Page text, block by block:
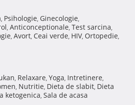
, Psihologie, Ginecologie,
, Anticonceptionale, Test sarcina,
, Avort, Ceai verde, HIV, Ortopedie,
, Relaxare, Yoga, Intretinere,
, Nutritie, Dieta de slabit, Dieta
ketogenica, Sala de acasa